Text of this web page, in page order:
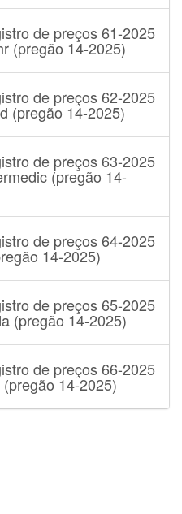
de preços 61-2025
(pregão 14-2025)
de preços 62-2025
(pregão 14-2025)
de preços 63-2025
(pregão 14-
de preços 64-2025
14-2025)
de preços 65-2025
(pregão 14-2025)
de preços 66-2025
14-2025)